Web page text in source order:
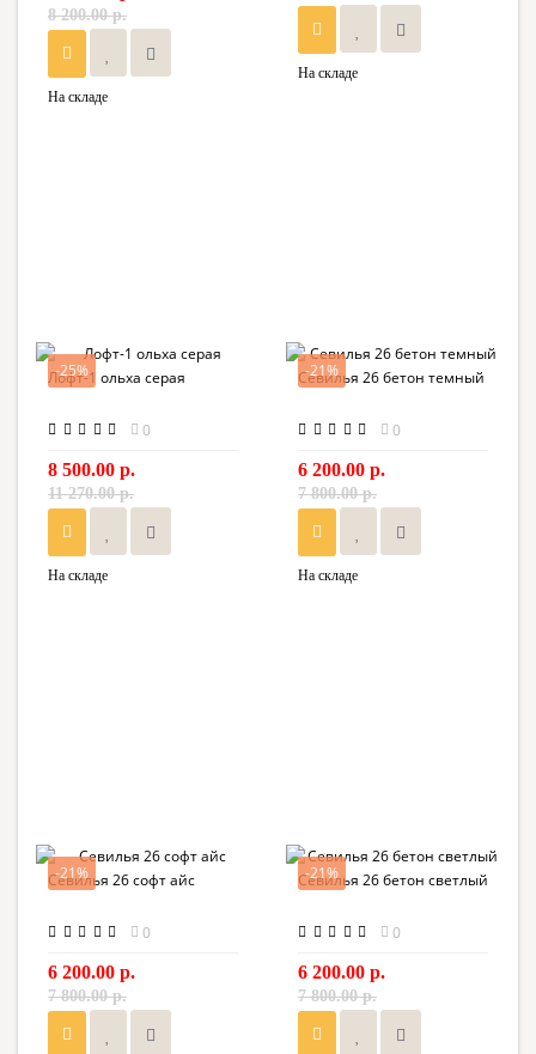
8 200.00 р.
На складе
На складе
-25%
Лофт-1 ольха серая
0
8 500.00 р.
11 270.00 р.
На складе
-21%
Севилья 26 бетон темный
0
6 200.00 р.
7 800.00 р.
На складе
-21%
Севилья 26 софт айс
0
6 200.00 р.
7 800.00 р.
-21%
Севилья 26 бетон светлый
0
6 200.00 р.
7 800.00 р.